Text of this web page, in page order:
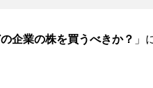
企業の株を買うべきか？ 」